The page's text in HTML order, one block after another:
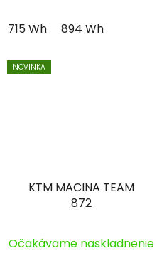
715 Wh 894 Wh
NOVINKA
KTM MACINA TEAM
872
Očakávame naskladnenie